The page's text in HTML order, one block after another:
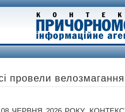
провели